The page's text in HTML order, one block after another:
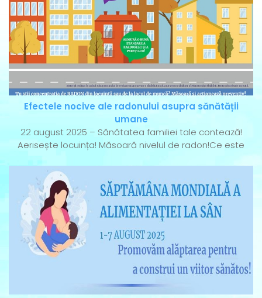
Efectele nocive ale radonului asupra sănătății
umane
22 august 2025 – Sănătatea familiei tale contează!
Aerisește locuința! Măsoară nivelul de radon!Ce este